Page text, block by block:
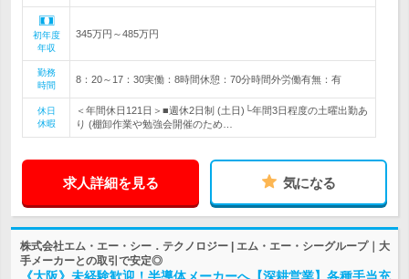
初年度
年収
345万円～485万円
勤務
時間
8：20～17：30実働：8時間休憩：70分時間外労働有無：有
休日
休暇
＜年間休日121日＞■週休2日制 (土日)└年間3日程度の土曜出勤あ
り (棚卸作業や勉強会開催のため…
求人詳細を見る 気になる
株式会社エム・エー・シー．テクノロジー | エム・エー・シーグループ｜大
手メーカーとの取引で安定◎